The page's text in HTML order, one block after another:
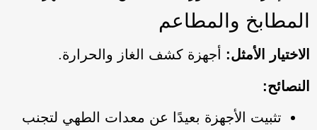
المطابخ والمطاعم
الاختيار الأمثل: أجهزة كشف الغاز والحرارة.
النصائح:
تثبيت الأجهزة بعيدًا عن معدات الطهي لتجنب